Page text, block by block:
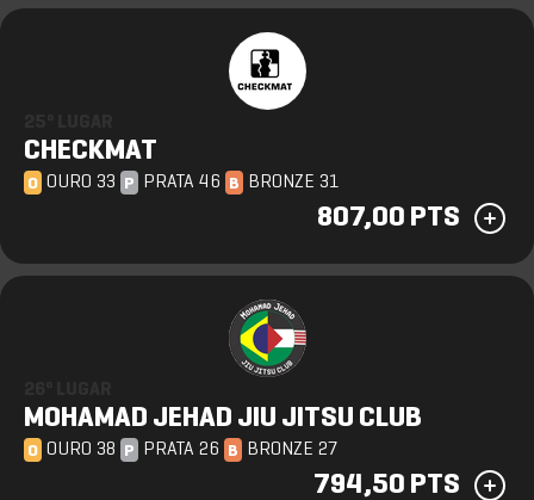
CHECKMAT
O OURO 33 P PRATA 46 B BRONZE 31
807,00 PTS
MOHAMAD JEHAD JIU JITSU CLUB
O OURO 38 P PRATA 26 B BRONZE 27
794,50 PTS